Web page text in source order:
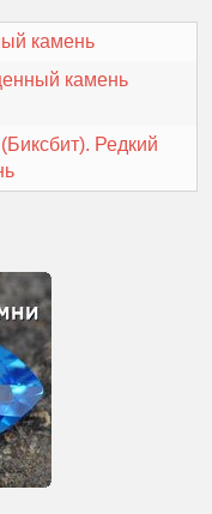
камень
камень
Редкий